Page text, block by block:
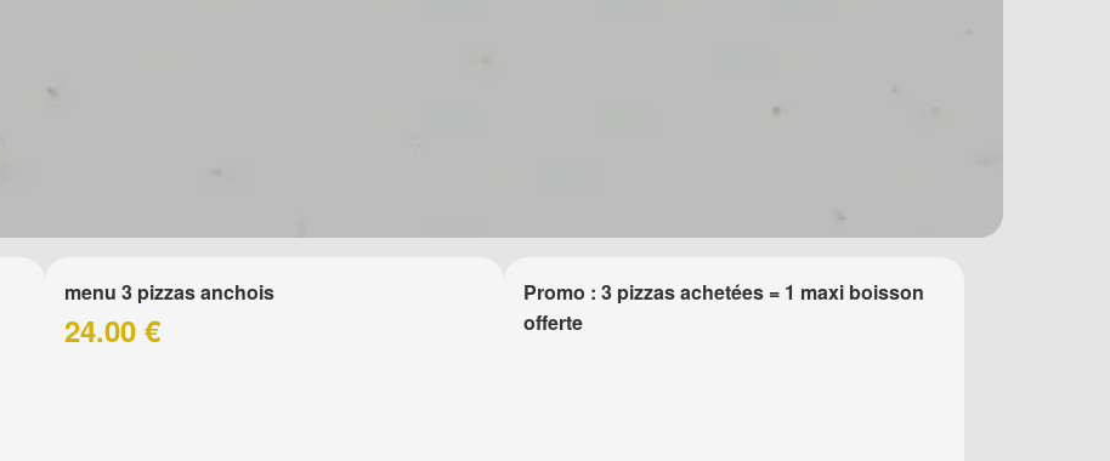
menu 3 pizzas anchois
24.00 €
Promo : 3 pizzas achetées = 1 maxi boisson
offerte